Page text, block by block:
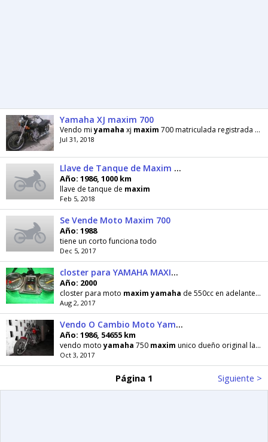
Yamaha XJ maxim 700
Vendo miyamaha xj maxim 700 matriculada registrada motor cauchos pintura buenos operativa 100
Jul 31, 2018
Llave de Tanque de Maxim 750
Año: 1986, 1000 km
llave de tanque de maxim
Feb 5, 2018
Se Vende Moto Maxim 700
Año: 1988
tiene un corto funciona todo
Dec 5, 2017
closter para YAMAHA MAXIM 550cc EN ADELANTE
Año: 2000
closter para moto maxim yamaha de 550cc en adelante nuevo en valencia sr.felix 04124917017
Aug 2, 2017
Vendo O Cambio Moto Yamaha 750 Maxim
Año: 1986, 54655 km
vendo motoyamaha 750 maxim unico dueño original la moto la paro el suegro de mi hermano q
Oct 3, 2017
Página 1 Siguiente >